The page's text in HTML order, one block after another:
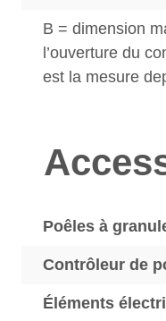
B = dimension
l’ouverture du
est la mesure
Poêles à
Contrôleur de
Éléments